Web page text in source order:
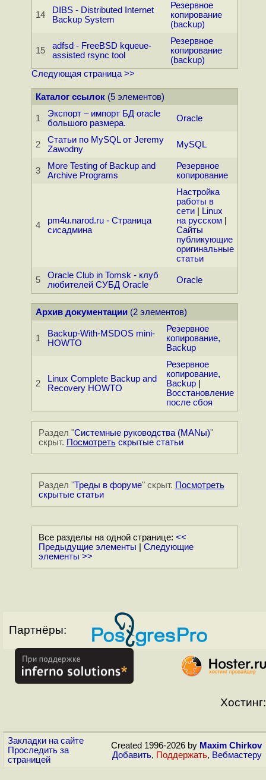
14
DIBS - Distributed Internet
Backup System
Резервное
копирование
(backup)
15
adfsd - FreeBSD kqueue-
assisted rsync tool
Резервное
копирование
(backup)
Следующая страница >>
Каталог ссылок(5 элементов)
1
Экспорт – импорт БД oracle
большого размера.
Oracle
2
Статьи по MySQL от Jeremy
Zawodny
MySQL
3
More Testing of Backup and
Archive Programs
Резервное
копирование
4
pm4u.narod.ru - Страница
сисадмина
Настройка
работы в
сети|
Linux
на русском|
Сайты
публикующие
оригинальные
статьи
5
Oracle Club in Tomsk - клуб
любителей СУБД Oracle
Oracle
Архив документации(2 элементов)
1
Backup-With-MSDOS mini-
HOWTO
Резервное
копирование,
Backup
2
Linux Complete Backup and
Recovery HOWTO
Резервное
копирование,
Backup|
Восстановление
после сбоя
Раздел "Системные руководства (MANы)"
скрыт. Посмотретьскрытые статьи
Раздел "Треды в форуме" скрыт. Посмотреть
скрытые статьи
Все разделы на одной странице: <<
Предыдущие элементы
Следующие
элементы >>
Партнёры:
Хостинг:
Закладки на сайте
Проследить за
страницей
Created 1996-2026 by Maxim Chirkov
Добавить, Поддержать, Вебмастеру